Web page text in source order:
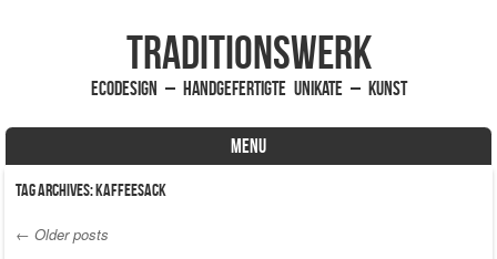
traditionsWerk
EcoDesign – handgefertigte Unikate – Kunst
MENU
Skip to content
Tag Archives:Kaffeesack
← Older posts